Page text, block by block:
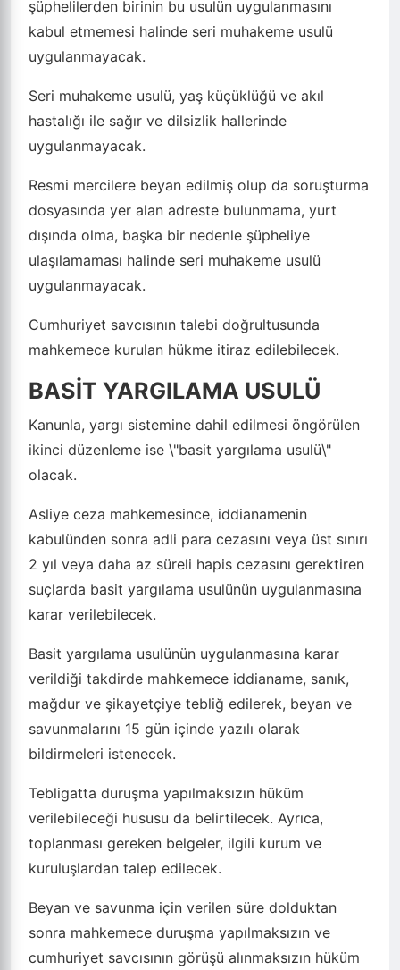
şüphelilerden birinin bu usulün uygulanmasını
kabul etmemesi halinde seri muhakeme usulü
uygulanmayacak.
Seri muhakeme usulü, yaş küçüklüğü ve akıl
hastalığı ile sağır ve dilsizlik hallerinde
uygulanmayacak.
Resmi mercilere beyan edilmiş olup da soruşturma
dosyasında yer alan adreste bulunmama, yurt
dışında olma, başka bir nedenle şüpheliye
ulaşılamaması halinde seri muhakeme usulü
uygulanmayacak.
Cumhuriyet savcısının talebi doğrultusunda
mahkemece kurulan hükme itiraz edilebilecek.
BASİT YARGILAMA USULÜ
Kanunla, yargı sistemine dahil edilmesi öngörülen
ikinci düzenleme ise \"basit yargılama usulü\"
olacak.
Asliye ceza mahkemesince, iddianamenin
kabulünden sonra adli para cezasını veya üst sınırı
2 yıl veya daha az süreli hapis cezasını gerektiren
suçlarda basit yargılama usulünün uygulanmasına
karar verilebilecek.
Basit yargılama usulünün uygulanmasına karar
verildiği takdirde mahkemece iddianame, sanık,
mağdur ve şikayetçiye tebliğ edilerek, beyan ve
savunmalarını 15 gün içinde yazılı olarak
bildirmeleri istenecek.
Tebligatta duruşma yapılmaksızın hüküm
verilebileceği hususu da belirtilecek. Ayrıca,
toplanması gereken belgeler, ilgili kurum ve
kuruluşlardan talep edilecek.
Beyan ve savunma için verilen süre dolduktan
sonra mahkemece duruşma yapılmaksızın ve
cumhuriyet savcısının görüşü alınmaksızın hüküm